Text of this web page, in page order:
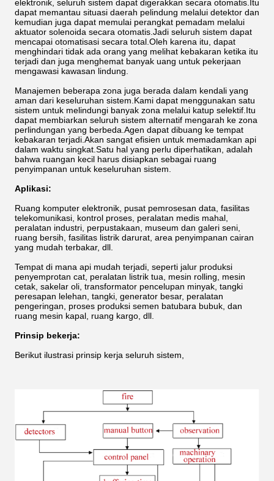
elektronik, seluruh sistem dapat digerakkan secara otomatis.Itu
dapat memantau situasi daerah pelindung melalui detektor dan
kemudian juga dapat memulai perangkat pemadam melalui
aktuator solenoida secara otomatis.Jadi seluruh sistem dapat
mencapai otomatisasi secara total.Oleh karena itu, dapat
menghindari tidak ada orang yang melihat kebakaran ketika itu
terjadi dan juga menghemat banyak uang untuk pekerjaan
mengawasi kawasan lindung.
Manajemen beberapa zona juga berada dalam kendali yang
aman dari keseluruhan sistem.Kami dapat menggunakan satu
sistem untuk melindungi banyak zona melalui katup selektif.Itu
dapat membiarkan seluruh sistem alternatif mengarah ke zona
perlindungan yang berbeda.Agen dapat dibuang ke tempat
kebakaran terjadi.Akan sangat efisien untuk memadamkan api
dalam waktu singkat.Satu hal yang perlu diperhatikan, adalah
bahwa ruangan kecil harus disiapkan sebagai ruang
penyimpanan untuk keseluruhan sistem.
Aplikasi:
Ruang komputer elektronik, pusat pemrosesan data, fasilitas
telekomunikasi, kontrol proses, peralatan medis mahal,
peralatan industri, perpustakaan, museum dan galeri seni,
ruang bersih, fasilitas listrik darurat, area penyimpanan cairan
yang mudah terbakar, dll.
Tempat di mana api mudah terjadi, seperti jalur produksi
penyemprotan cat, peralatan listrik tua, mesin rolling, mesin
cetak, sakelar oli, transformator pencelupan minyak, tangki
peresapan lelehan, tangki, generator besar, peralatan
pengeringan, proses produksi semen batubara bubuk, dan
ruang mesin kapal, ruang kargo, dll.
Prinsip bekerja:
Berikut ilustrasi prinsip kerja seluruh sistem,